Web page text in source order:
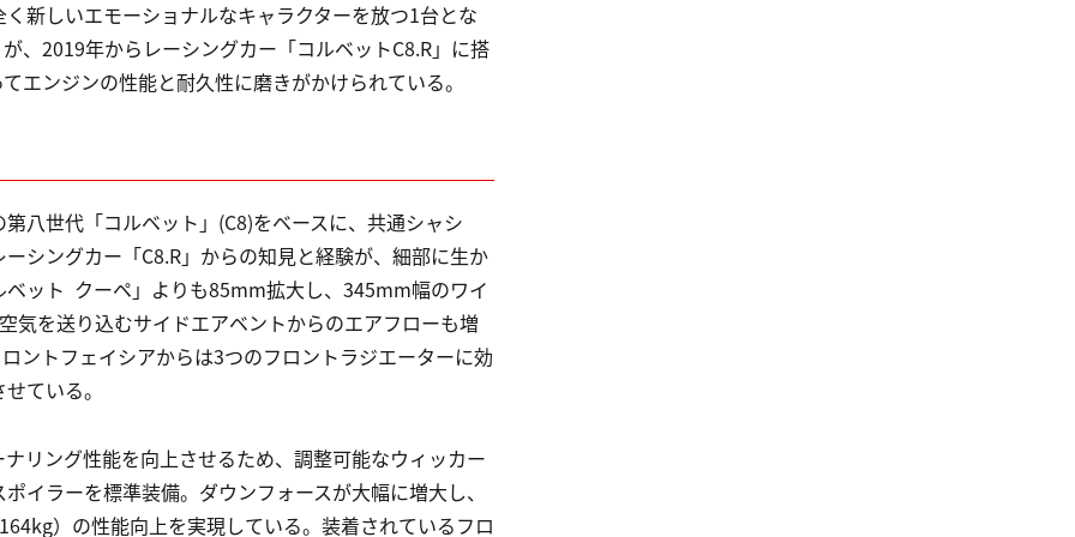
新しいエモーショナルなキャラクターを放つ1台とな
、2019年からレーシングカー「コルベットC8.R」に搭
エンジンの性能と耐久性に磨きがかけられている。
八世代「コルベット」(C8)をベースに、共通シャシ
シングカー「C8.R」からの知見と経験が、細部に生か
ット クーペ」よりも85mm拡大し、345mm幅のワイ
気を送り込むサイドエアベントからのエアフローも増
ントフェイシアからは3つのフロントラジエーターに効
ている。
リング性能を向上させるため、調整可能なウィッカー
イラーを標準装備。ダウンフォースが大幅に増大し、
）の性能向上を実現している。装着されているフロ